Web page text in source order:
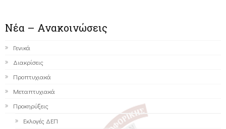
Νέα – Ανακοινώσεις
Γενικά
Διακρίσεις
Προπτυχιακά
Μεταπτυχιακά
Προκηρύξεις
Εκλογές ΔΕΠ